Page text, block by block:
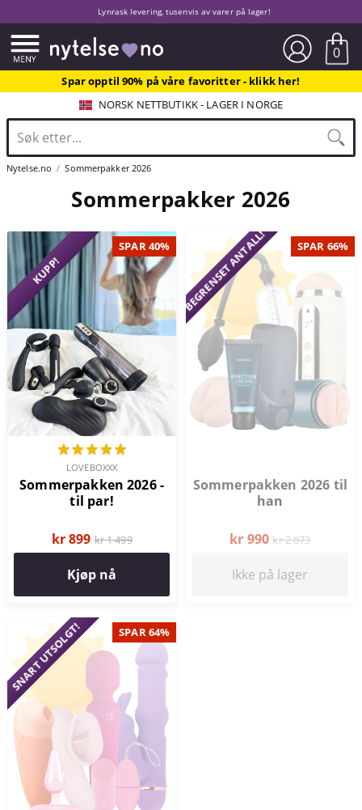
Lynrask levering, tusenvis av varer på lager!
0
Spar opptil 90% på våre favoritter - klikk her!
NORSK NETTBUTIKK - LAGER I NORGE
Nytelse.no Sommerpakker 2026
Sommerpakker 2026
SPAR 40%
KUPP!
LOVEBOXXX
Sommerpakken 2026 -
til par!
kr 899 kr 1 499
Kjøp nå
SPAR 66%
BEGRENSET ANTALL!
Sommerpakken 2026 til
han
kr 990 kr 2 873
Ikke på lager
SPAR 64%
SNART UTSOLGT!